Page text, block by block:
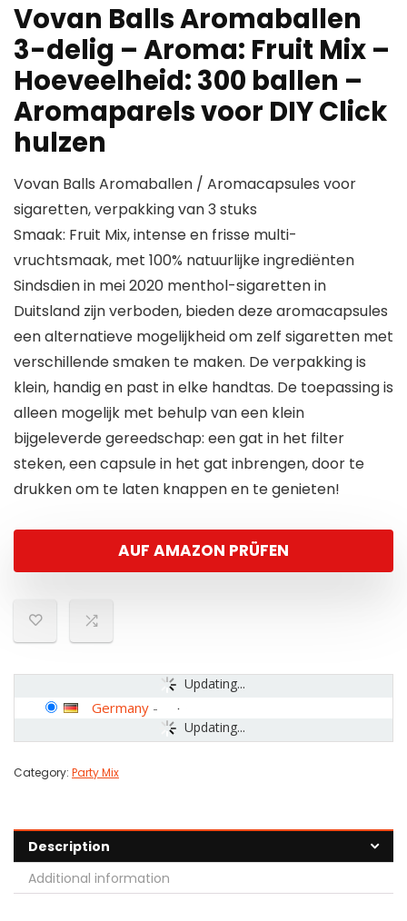
Vovan Balls Aromaballen
3-delig – Aroma: Fruit Mix –
Hoeveelheid: 300 ballen –
Aromaparels voor DIY Click
hulzen
Vovan Balls Aromaballen / Aromacapsules voor
sigaretten, verpakking van 3 stuks
Smaak: Fruit Mix, intense en frisse multi-
vruchtsmaak, met 100% natuurlijke ingrediënten
Sindsdien in mei 2020 menthol-sigaretten in
Duitsland zijn verboden, bieden deze aromacapsules
een alternatieve mogelijkheid om zelf sigaretten met
verschillende smaken te maken. De verpakking is
klein, handig en past in elke handtas. De toepassing is
alleen mogelijk met behulp van een klein
bijgeleverde gereedschap: een gat in het filter
steken, een capsule in het gat inbrengen, door te
drukken om te laten knappen en te genieten!
AUF AMAZON PRÜFEN
Updating...
Updating...
Germany -
Category: Party Mix
Description
Additional information